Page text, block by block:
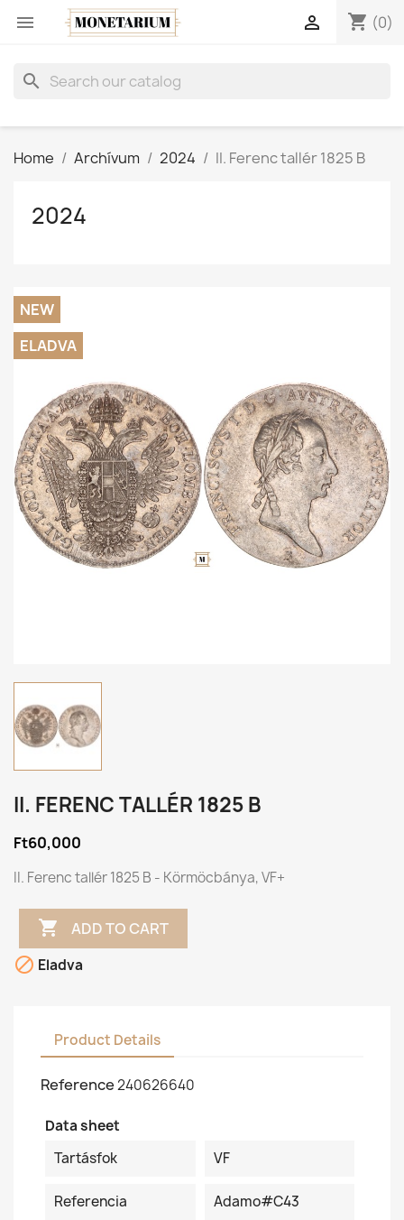
 shopping_cart (0)

search
Home Archívum 2024 II. Ferenc tallér 1825 B
2024
NEW
ELADVA
II. FERENC TALLÉR 1825 B
Ft60,000
II. Ferenc tallér 1825 B - Körmöcbánya, VF+
 ADD TO CART
 Eladva
Product Details
Reference240626640
Data sheet
Tartásfok
VF
Referencia Adamo#C43